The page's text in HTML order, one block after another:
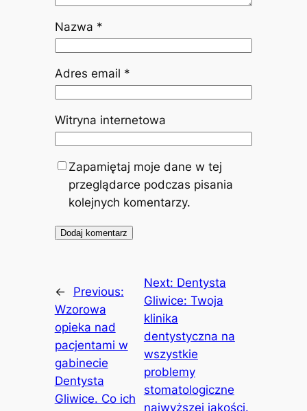
Nazwa *
Adres email *
Witryna internetowa
Zapamiętaj moje dane w tej
przeglądarce podczas pisania
kolejnych komentarzy.
←
Previous:
Wzorowa
opieka nad
pacjentami w
gabinecie
Dentysta
Gliwice. Co ich
Next: Dentysta
Gliwice: Twoja
klinika
dentystyczna na
wszystkie
problemy
stomatologiczne
najwyższej jakości.